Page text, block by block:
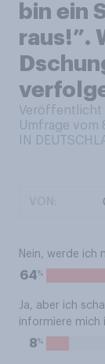
bin ein
raus!”.
Veröffentlicht
Umfrage vom
IN
Nein, werde ich
64%
Ja, aber ich
informiere mich
8%